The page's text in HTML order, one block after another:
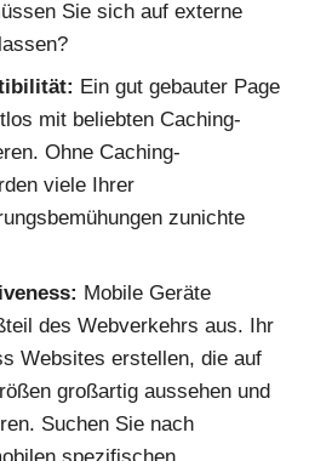
Sie sich auf externe
Ein gut gebauter Page
mit beliebten Caching-
Ohne Caching-
viele Ihrer
zunichte
Mobile Geräte
des Webverkehrs aus. Ihr
Websites erstellen, die auf
großartig aussehen und
Suchen Sie nach